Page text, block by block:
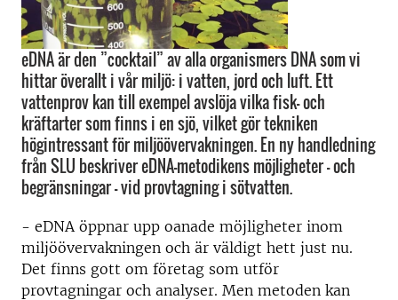
eDNA är den ”cocktail” av alla organismers DNA som vi
hittar överallt i vår miljö: i vatten, jord och luft. Ett
vattenprov kan till exempel avslöja vilka fisk- och
kräftarter som finns i en sjö, vilket gör tekniken
högintressant för miljöövervakningen. En ny handledning
från SLU beskriver eDNA-metodikens möjligheter - och
begränsningar – vid provtagning i sötvatten.
- eDNA öppnar upp oanade möjligheter inom
miljöövervakningen och är väldigt hett just nu.
Det finns gott om företag som utför
provtagningar och analyser. Men metoden kan